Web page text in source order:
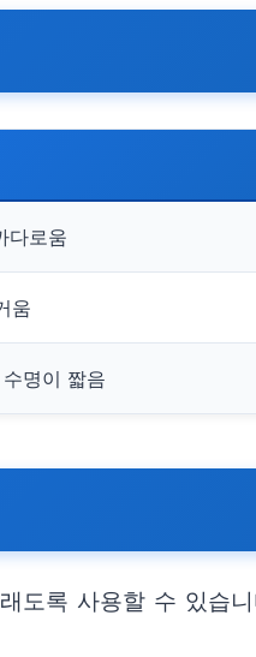
다로움
움
명이 짧음
도록 사용할 수 있습